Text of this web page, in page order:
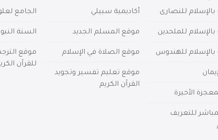
بالإسلام للنصارى
بالإسلام للملحدين
بالإسلام للهندوس
الأخيرة
للتعريف
أكاديمية سبيلي
موقع المسلم الجديد
موقع الصلاة في الإسلام
موقع تعليم تفسير وتجويد
القرآن الكريم
الجامع
السنة
موقع
للقرآن